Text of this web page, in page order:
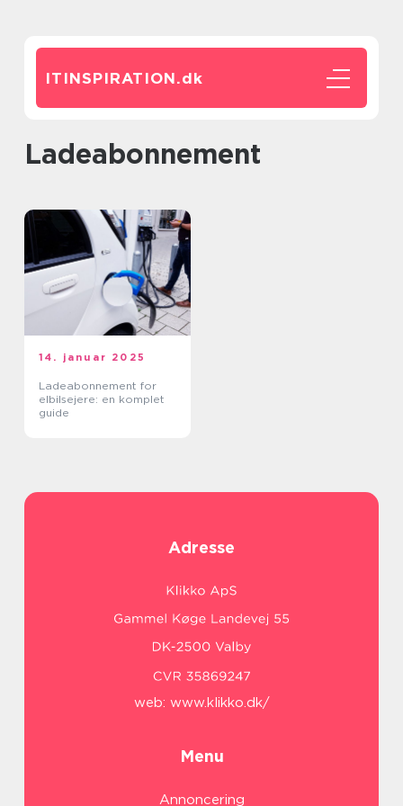
ITINSPIRATION.dk
Ladeabonnement
14. januar 2025
Ladeabonnement for
elbilsejere: en komplet
guide
Adresse
web: www.klikko.dk/
Menu
Annoncering